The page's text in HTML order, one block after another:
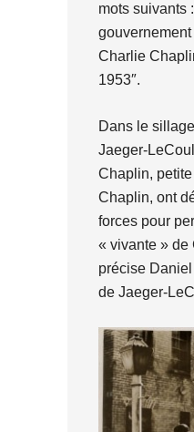
mots suivants
Charlie
1953″.
Dans le
Jaeger-
Chaplin,
Chaplin, ont
forces pour
« vivante » de
précise
de Jaeger-